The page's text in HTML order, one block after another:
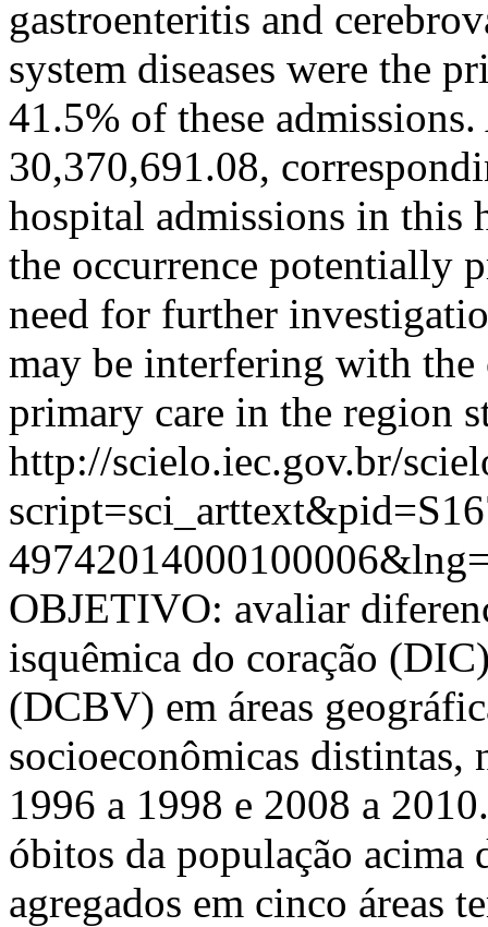
gastroenteritis and
system diseases were the
41.5% of these
30,370,691.08,
hospital admissions in
the occurrence potentially
need for further
may be interfering with
primary care in the region
http://scielo.iec.gov.br/
OBJETIVO: avaliar
isquêmica do coração
(DCBV) em áreas
socioeconômicas distintas,
1996 a 1998 e 2008 a
óbitos da população acima
agregados em cinco áreas